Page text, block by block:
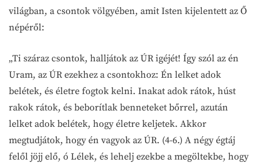
világban, a csontok völgyében, amit Isten kijelentett az Ő
népéről:
„Ti száraz csontok, halljátok az ÚR igéjét! Így szól az én
Uram, az ÚR ezekhez a csontokhoz: Én lelket adok
belétek, és életre fogtok kelni. Inakat adok rátok, húst
rakok rátok, és beborítlak benneteket bőrrel, azután
lelket adok belétek, hogy életre keljetek. Akkor
megtudjátok, hogy én vagyok az ÚR. (4-6.) A négy égtáj
felől jöjj elő, ó Lélek, és lehelj ezekbe a megöltekbe, hogy